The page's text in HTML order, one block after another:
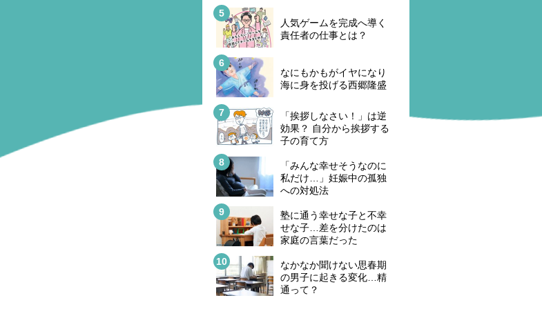
人気ゲームを完成へ導く
責任者の仕事とは？
なにもかもがイヤになり
海に身を投げる西郷隆盛
「挨拶しなさい！」は逆
効果？ 自分から挨拶する
子の育て方
「みんな幸せそうなのに
私だけ…」妊娠中の孤独
への対処法
塾に通う幸せな子と不幸
せな子…差を分けたのは
家庭の言葉だった
なかなか聞けない思春期
の男子に起きる変化…精
通って？